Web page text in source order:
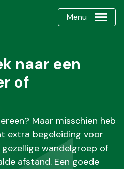
Menu
naar een
of
Maar misschien heb
extra begeleiding voor
wandelgroep of
afstand. Een goede